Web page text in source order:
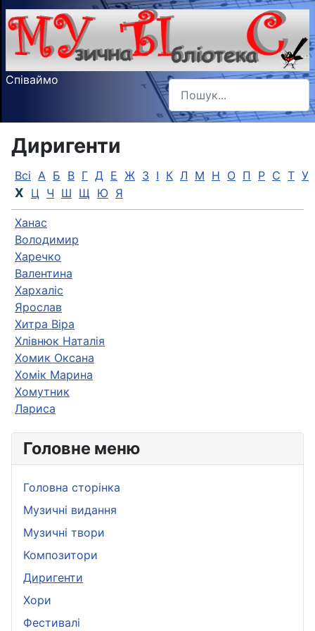
Співаймо Пошук
Type 2 or more characters
Головне меню
Головна сторінка
Музичні видання
Музичні твори
Композитори
Диригенти
Хори
Фестивалі
Диригенти
Всі А Б В Г Д Е Ж З І К Л М Н О П Р С Т У
Х Ц Ч Ш Щ Ю Я
Ханас
Володимир
Харечко
Валентина
Хархаліс
Ярослав
Хитра Віра
Хлівнюк Наталія
Хомик Оксана
Хомік Марина
Хомутник
Лариса